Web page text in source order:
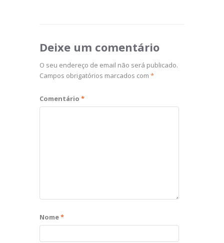
Deixe um comentário
O seu endereço de email não será publicado.
Campos obrigatórios marcados com *
Comentário *
Nome*